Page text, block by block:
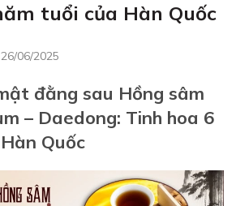
tuổi của Hàn Quốc
06/2025
đằng sau Hồng sâm
– Daedong: Tinh hoa 6
Quốc